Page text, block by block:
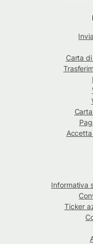
Carta
Informativa
Ticker